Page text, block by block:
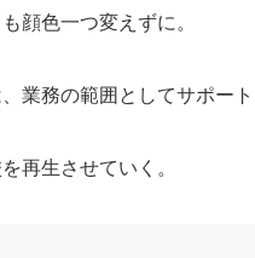
顔色一つ変えずに。
業務の範囲としてサポート
再生させていく。